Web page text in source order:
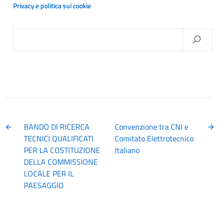
Privacy e politica sui cookie
BANDO DI RICERCA
TECNICI QUALIFICATI
PER LA COSTITUZIONE
DELLA COMMISSIONE
LOCALE PER IL
PAESAGGIO
Convenzione tra CNI e
Comitato Elettrotecnico
Italiano